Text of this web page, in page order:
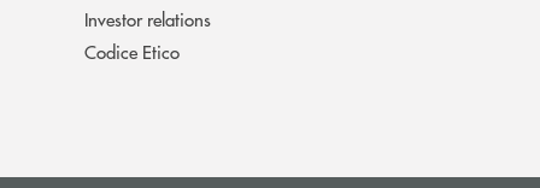
Investor relations
Codice Etico